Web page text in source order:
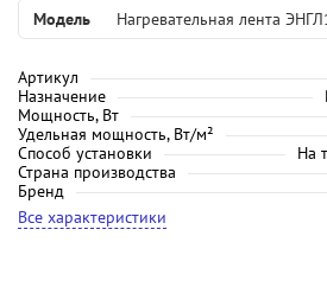
Модель Нагревательная лента
Артикул
Назначение
Мощность, Вт
Удельная мощность, Вт/м²
Способ установки
На
Страна производства
Бренд
Все характеристики